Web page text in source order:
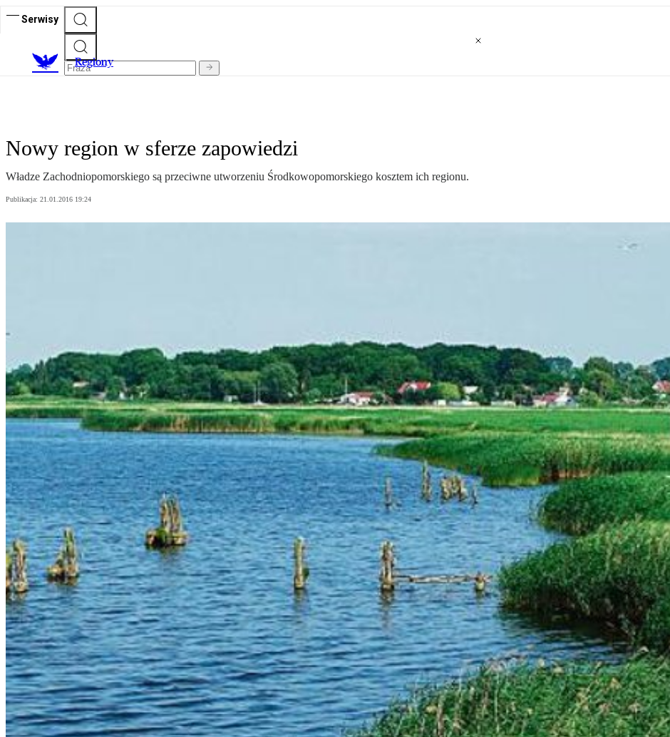
Serwisy
Regiony
Nowy region w sferze zapowiedzi
Władze Zachodniopomorskiego są przeciwne utworzeniu Środkowopomorskiego kosztem ich regionu.
Publikacja: 21.01.2016 19:24